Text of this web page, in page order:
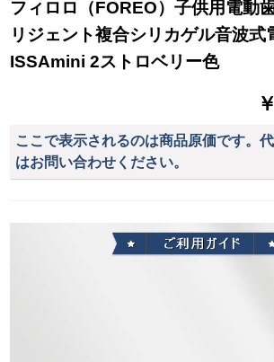
フィロロ（FOREO）子供用電動
リジェント複合シリカゲル音波式
ISSAmini 2ストロベリー色
ここで表示されるのは商品原価です。
はお問い合わせください。